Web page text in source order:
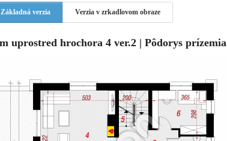
Základná verzia Verzia v zrkadlovom obraze
uprostred hrochora 4 ver.2 | Pôdorys prízemia